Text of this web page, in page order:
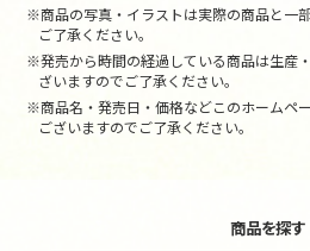
※商品の写真・イラストは実際の商品と一
ご了承ください。
※発売から時間の経過している商品は生産
ざいますのでご了承ください。
※商品名・発売日・価格などこのホームペ
ございますのでご了承ください。
商品を探す